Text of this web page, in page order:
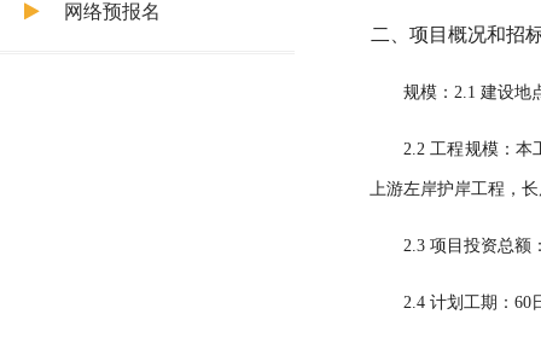
网络预报名
二、项目概况和招
规模：2.1 建设地
2.2 工程规模： 本
上游左岸护岸工程，
2.3 项目投资总额
2.4 计划工期：60